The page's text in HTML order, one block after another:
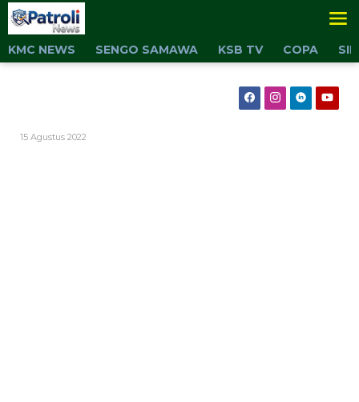
Lewati
ke
konten
KMC NEWS
SENGO SAMAWA KSB TV COPA
15 Agustus 2022